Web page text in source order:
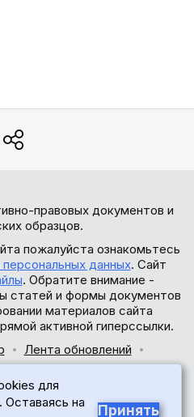
правовых документов и
образцов.
пожалуйста ознакомьтесь
данных. Сайт
. Обратите внимание -
статей и формы документов
материалов сайта
активной гиперссылки.
Лента обновлений
2026
для
Оставаясь на
Принять